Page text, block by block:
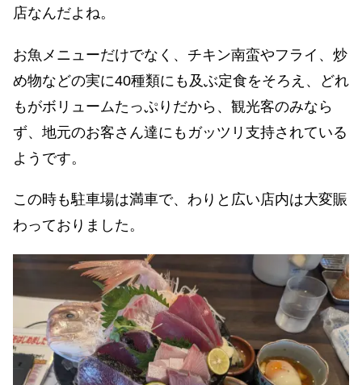
店なんだよね。
お魚メニューだけでなく、チキン南蛮やフライ、炒
め物などの実に40種類にも及ぶ定食をそろえ、どれ
もがボリュームたっぷりだから、観光客のみなら
ず、地元のお客さん達にもガッツリ支持されている
ようです。
この時も駐車場は満車で、わりと広い店内は大変賑
わっておりました。